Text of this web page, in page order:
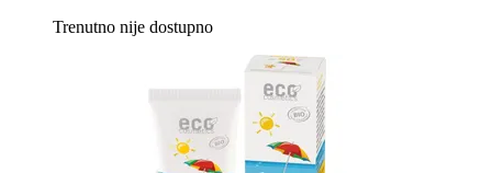
Trenutno nije dostupno